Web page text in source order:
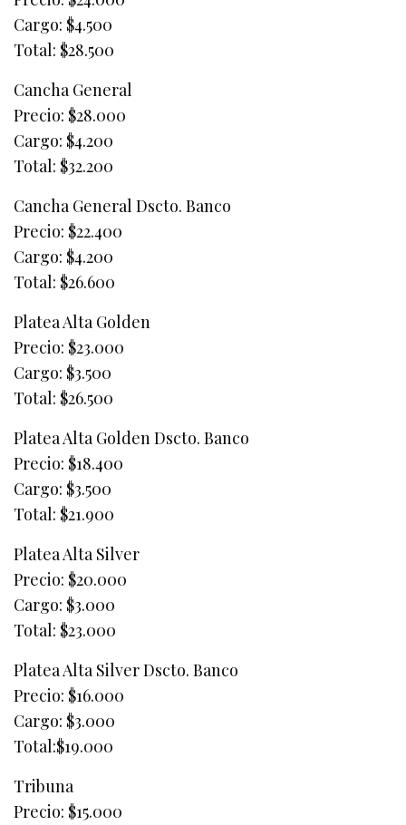
Cargo: $4.500
Total: $28.500
Cancha General
Precio: $28.000
Cargo: $4.200
Total: $32.200
Cancha General Dscto. Banco
Precio: $22.400
Cargo: $4.200
Total: $26.600
Platea Alta Golden
Precio: $23.000
Cargo: $3.500
Total: $26.500
Platea Alta Golden Dscto. Banco
Precio: $18.400
Cargo: $3.500
Total: $21.900
Platea Alta Silver
Precio: $20.000
Cargo: $3.000
Total: $23.000
Platea Alta Silver Dscto. Banco
Precio: $16.000
Cargo: $3.000
Total:$19.000
Tribuna
Precio: $15.000